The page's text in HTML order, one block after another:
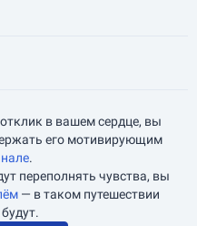
в вашем сердце, вы
его мотивирующим
.
переполнять чувства, вы
— в таком путешествии